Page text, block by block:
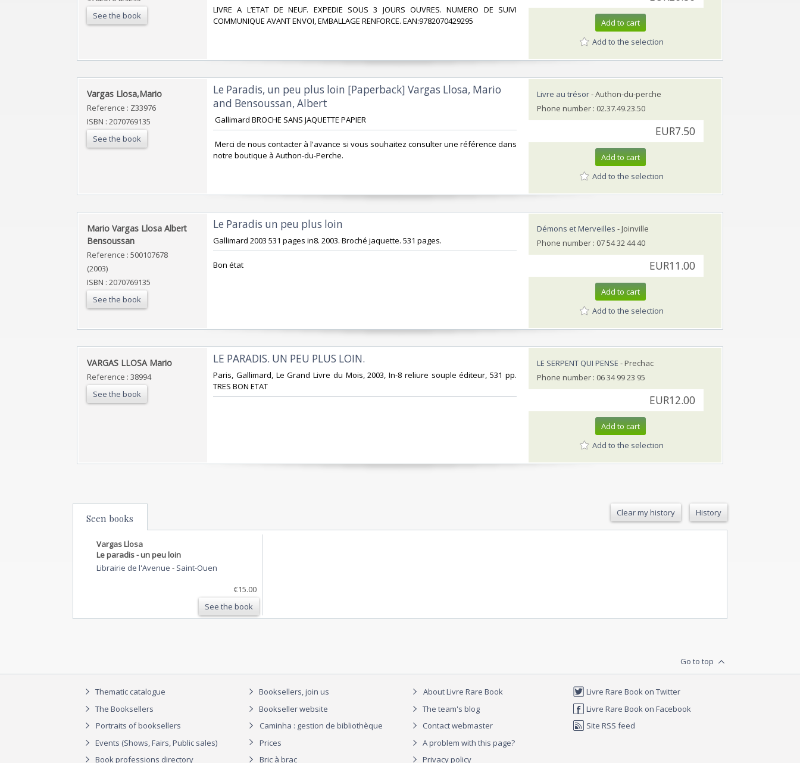
See the book
‎LIVRE A L’ETAT DE NEUF. EXPEDIE SOUS 3 JOURS OUVRES. NUMERO DE SUIVI
COMMUNIQUE AVANT ENVOI, EMBALLAGE RENFORCE. EAN:9782070429295‎
Add to cart
Add to the selection
‎Vargas Llosa,Mario ‎
Reference : Z33976
ISBN : 2070769135
See the book
‎Le Paradis, un peu plus loin [Paperback] Vargas Llosa, Mario
and Bensoussan, Albert‎
‎ Gallimard BROCHE SANS JAQUETTE PAPIER ‎
‎ Merci de nous contacter à l'avance si vous souhaitez consulter une référence dans
notre boutique à Authon-du-Perche.‎
Livre au trésor- Authon-du-perche
Phone number : 02.37.49.23.50
EUR7.50
Add to cart
Add to the selection
‎Mario Vargas Llosa Albert
Bensoussan‎
Reference : 500107678
(2003)
ISBN : 2070769135
See the book
‎Le Paradis un peu plus loin‎
‎Gallimard 2003 531 pages in8. 2003. Broché jaquette. 531 pages.‎
‎Bon état‎
Démons et Merveilles - Joinville
Phone number : 07 54 32 44 40
EUR11.00
Add to cart
Add to the selection
‎VARGAS LLOSA Mario‎
Reference : 38994
See the book
‎LE PARADIS. UN PEU PLUS LOIN.‎
‎Paris, Gallimard, Le Grand Livre du Mois, 2003, In-8 reliure souple éditeur, 531 pp.
TRES BON ETAT‎
LE SERPENT QUI PENSE - Prechac
Phone number : 06 34 99 23 95
EUR12.00
Add to cart
Add to the selection
Seen books Clear my history History
Vargas Llosa
Le paradis - un peu loin
Librairie de l'Avenue - Saint-Ouen
€15.00
See the book
Go to top
Thematic catalogue
The Booksellers
Portraits of booksellers
Events (Shows, Fairs, Public sales)
Book professions directory
Booksellers, join us
Bookseller website
Caminha : gestion de bibliothèque
Prices
Bric à brac
About Livre Rare Book
The team's blog
Contact webmaster
A problem with this page?
Privacy policy
Livre Rare Book on Twitter
Livre Rare Book on Facebook
Site RSS feed